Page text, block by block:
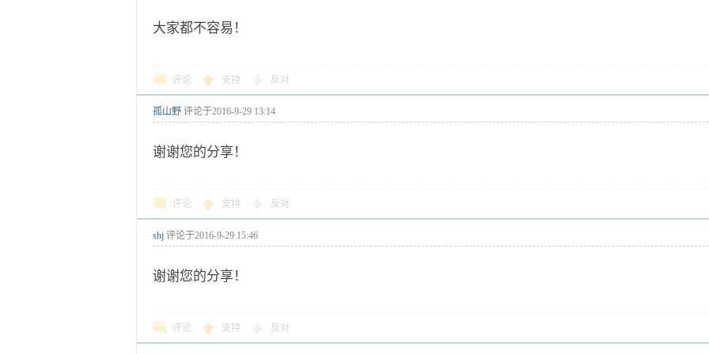
大家都不容易！
评论 支持 反对
孤山野 评论于2016-9-29 13:14
谢谢您的分享！
评论 支持 反对
shj 评论于2016-9-29 15:46
谢谢您的分享！
评论 支持 反对